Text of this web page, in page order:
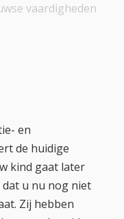
vaardigheden
en
de huidige
kind gaat later
u nu nog niet
Zij hebben